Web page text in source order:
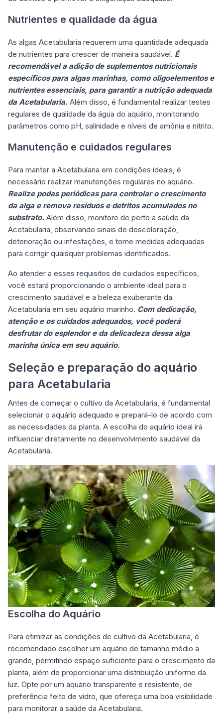
Nutrientes e qualidade da água
As algas Acetabularia requerem uma quantidade adequada
de nutrientes para crescer de maneira saudável. É
recomendável a adição de suplementos nutricionais
específicos para algas marinhas, como oligoelementos e
nutrientes essenciais, para garantir a nutrição adequada
da Acetabularia. Além disso, é fundamental realizar testes
regulares de qualidade da água do aquário, monitorando
parâmetros como pH, salinidade e níveis de amônia e nitrito.
Manutenção e cuidados regulares
Para manter a Acetabularia em condições ideais, é
necessário realizar manutenções regulares no aquário.
Realize podas periódicas para controlar o crescimento
da alga e remova resíduos e detritos acumulados no
substrato. Além disso, monitore de perto a saúde da
Acetabularia, observando sinais de descoloração,
deterioração ou infestações, e tome medidas adequadas
para corrigir quaisquer problemas identificados.
Ao atender a esses requisitos de cuidados específicos,
você estará proporcionando o ambiente ideal para o
crescimento saudável e a beleza exuberante da
Acetabularia em seu aquário marinho. Com dedicação,
atenção e os cuidados adequados, você poderá
desfrutar do esplendor e da delicadeza dessa alga
marinha única em seu aquário.
Seleção e preparação do aquário
para Acetabularia
Antes de começar o cultivo da Acetabularia, é fundamental
selecionar o aquário adequado e prepará-lo de acordo com
as necessidades da planta. A escolha do aquário ideal irá
influenciar diretamente no desenvolvimento saudável da
Acetabularia.
Escolha do Aquário
Para otimizar as condições de cultivo da Acetabularia, é
recomendado escolher um aquário de tamanho médio a
grande, permitindo espaço suficiente para o crescimento da
planta, além de proporcionar uma distribuição uniforme da
luz. Opte por um aquário transparente e resistente, de
preferência feito de vidro, que ofereça uma boa visibilidade
para monitorar a saúde da Acetabularia.